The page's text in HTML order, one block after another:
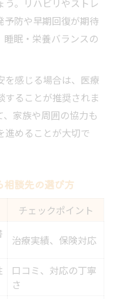
予防や早期回復が期待
眠・栄養バランスの
を感じる場合は、医療
することが推奨されま
家族や周囲の協力も
進めることが大切で
相談先の選び方
チェックポイント
治療実績、保険対応
口コミ、対応の丁寧
さ